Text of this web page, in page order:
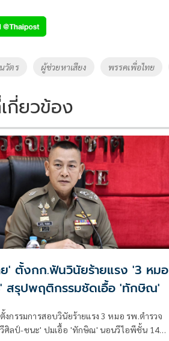
tt
er
p
y
Li
k
วัตร ผู้ช่วยหาเสียง พรรคเพื่อไทย
กี่ยวข้อง
' ตั้งกก.ฟันวินัยร้ายแรง '3 หมอ
สรุปพฤติกรรมชัดเอื้อ 'ทักษิณ'
งกรรมการสอบวินัยร้ายแรง 3 หมอ รพ.ตำรวจ
ศิลป์-ชนะ' ปมเอื้อ 'ทักษิณ' นอนวีไอพีชั้น 14